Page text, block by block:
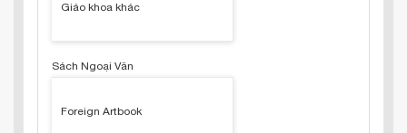
Giáo khoa khác
Sách Ngoại Văn
Foreign Artbook